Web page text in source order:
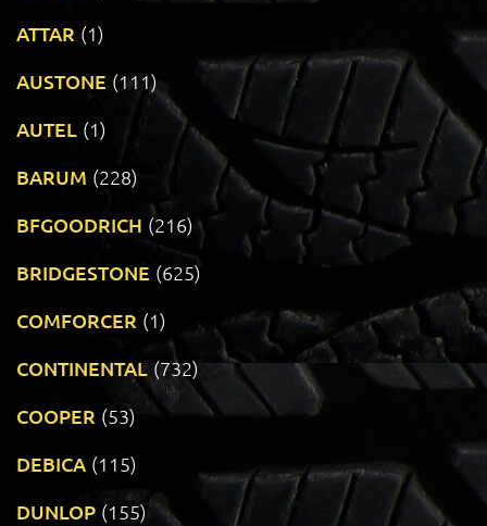
ATTAR (1)
AUSTONE (111)
AUTEL (1)
BARUM (228)
BFGOODRICH (216)
BRIDGESTONE (625)
COMFORCER (1)
CONTINENTAL (732)
COOPER (53)
DEBICA (115)
DUNLOP (155)